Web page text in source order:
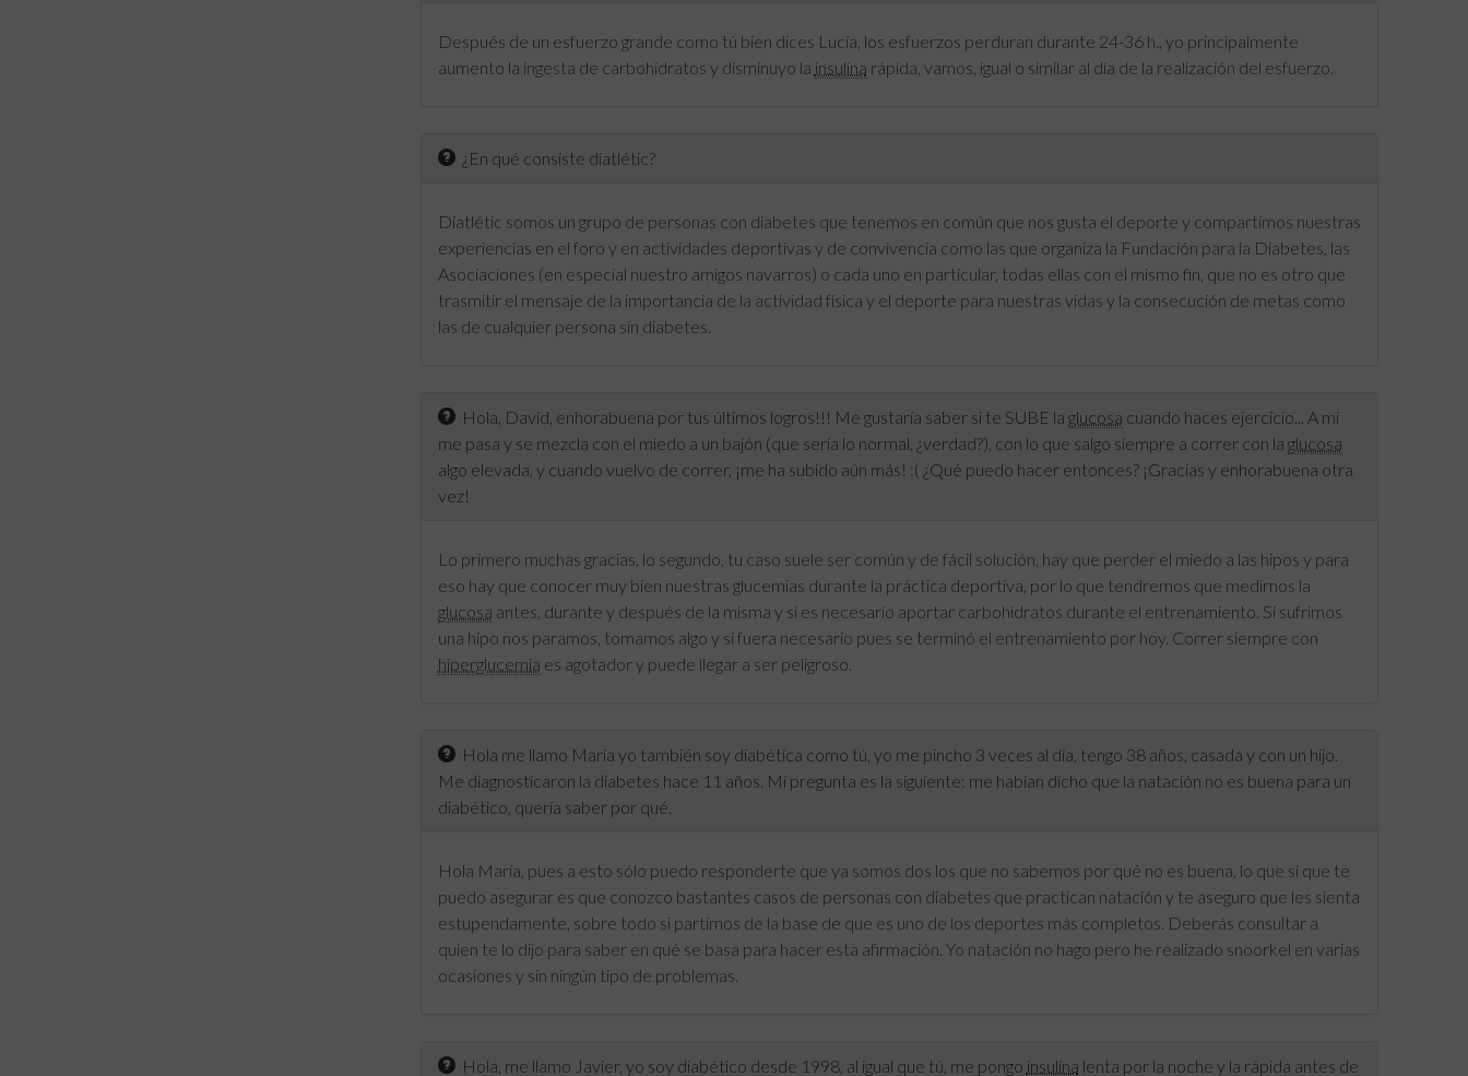
Después de un esfuerzo grande como tú bien dices Lucía, los esfuerzos perduran durante 24-36 h., yo principalmente
aumento la ingesta de carbohidratos y disminuyo la insulina rápida, vamos, igual o similar al día de la realización del esfuerzo.
¿En qué consiste diatlétic?
Diatlétic somos un grupo de personas con diabetes que tenemos en común que nos gusta el deporte y compartimos nuestras
experiencias en el foro y en actividades deportivas y de convivencia como las que organiza la Fundación para la Diabetes, las
Asociaciones (en especial nuestro amigos navarros) o cada uno en particular, todas ellas con el mismo fin, que no es otro que
trasmitir el mensaje de la importancia de la actividad física y el deporte para nuestras vidas y la consecución de metas como
las de cualquier persona sin diabetes.
Hola, David, enhorabuena por tus últimos logros!!! Me gustaría saber si te SUBE la glucosa cuando haces ejercicio... A mí
me pasa y se mezcla con el miedo a un bajón (que sería lo normal, ¿verdad?), con lo que salgo siempre a correr con la glucosa
algo elevada, y cuando vuelvo de correr, ¡me ha subido aún más! :( ¿Qué puedo hacer entonces? ¡Gracias y enhorabuena otra
vez!
Lo primero muchas gracias, lo segundo, tu caso suele ser común y de fácil solución, hay que perder el miedo a las hipos y para
eso hay que conocer muy bien nuestras glucemias durante la práctica deportiva, por lo que tendremos que medirnos la
glucosa antes, durante y después de la misma y si es necesario aportar carbohidratos durante el entrenamiento. Si sufrimos
una hipo nos paramos, tomamos algo y si fuera necesario pues se terminó el entrenamiento por hoy. Correr siempre con
hiperglucemia es agotador y puede llegar a ser peligroso.
Hola me llamo María yo también soy diabética como tú, yo me pincho 3 veces al día, tengo 38 años, casada y con un hijo.
Me diagnosticaron la diabetes hace 11 años. Mi pregunta es la siguiente: me habían dicho que la natación no es buena para un
diabético, quería saber por qué.
Hola María, pues a esto sólo puedo responderte que ya somos dos los que no sabemos por qué no es buena, lo que sí que te
puedo asegurar es que conozco bastantes casos de personas con diabetes que practican natación y te aseguro que les sienta
estupendamente, sobre todo si partimos de la base de que es uno de los deportes más completos. Deberás consultar a
quien te lo dijo para saber en qué se basa para hacer esta afirmación. Yo natación no hago pero he realizado snoorkel en varias
ocasiones y sin ningún tipo de problemas.
Hola, me llamo Javier, yo soy diabético desde 1998, al igual que tú, me pongo insulina lenta por la noche y la rápida antes de